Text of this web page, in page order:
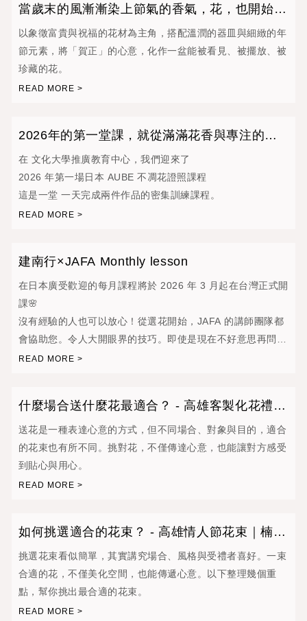
當歲末的風漸漸染上節氣的香氣，花，也開始替
新年說話。
以象徵富貴與祝福的花材為主角，搭配溫潤的器皿與細緻的年
節元素，將「賀正」的心意，化作一盆能被看見、被擺放、被
珍藏的花。
2026年的第一堂課，就從滿滿花香與專注的雙
手開始。
在 文化大學推廣教育中心，我們迎來了
2026 年第一場日本 AUBE 不凋花證照課程
這是一堂 一天完成兩件作品的密集訓練課程。
建南行×JAFA Monthly lesson
在日本廣受歡迎的每月課程將於 2026 年 3 月起在台灣正式開
課🌸
沒有經驗的人也可以放心！從選花開始，JAFA 的講師團隊都
會協助您。令人大開眼界的技巧。即使是現在不好意思再問的
專業
什麼場合送什麼花最適合？ - 高雄客製化花禮｜
楠梓區客製花束訂製
送花是一種表達心意的方式，但不同場合、對象與目的，適合
的花束也有所不同。挑對花，不僅傳達心意，也能讓對方感受
到貼心與用心。
如何挑選適合的花束？ - 高雄情人節花束｜楠梓
區求婚捧花訂製
挑選花束看似簡單，其實講究場合、風格與受禮者喜好。一束
合適的花，不僅美化空間，也能傳遞心意。以下整理幾個重
點，幫你挑出最合適的花束。